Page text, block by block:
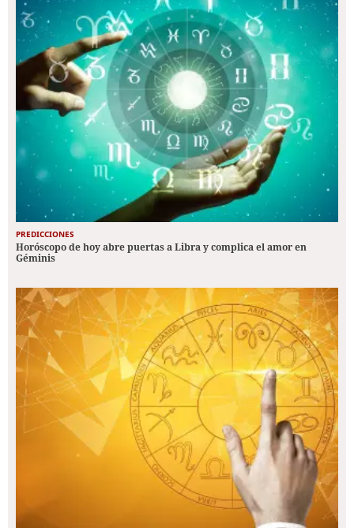
PREDICCIONES
Horóscopo de hoy abre puertas a Libra y complica el amor en
Géminis